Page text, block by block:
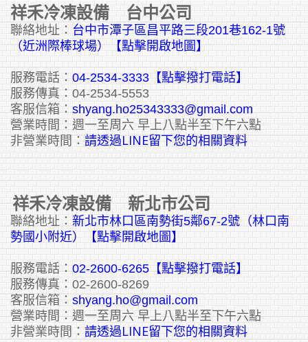
祥禾冷凍設備 台中公司
聯絡地址： 台中市潭子區昌平路三段201巷162-1號
（近洲際棒球場）【點擊開啟地圖】
服務電話： 04-2534-3333 【點擊撥打電話】
服務傳真：04-2534-5553
客服信箱： shyang.ho25343333@gmail.com
營業時間：週一至周六 早上八點半至下午六點
非營業時間： 請透過LINE留下您的相關資料
祥禾冷凍設備 新北市公司
聯絡地址： 新北市林口區南勢街5鄰67-2號（林口南
勢國小附近）【點擊開啟地圖】
服務電話： 02-2600-6265 【點擊撥打電話】
服務傳真：02-2600-8269
客服信箱： shyang.ho@gmail.com
營業時間：週一至周六 早上八點半至下午六點
非營業時間： 請透過LINE留下您的相關資料